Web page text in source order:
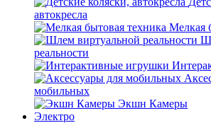
автокресла
Мелкая
реальности
мобильных
Экшн Камеры
Электро